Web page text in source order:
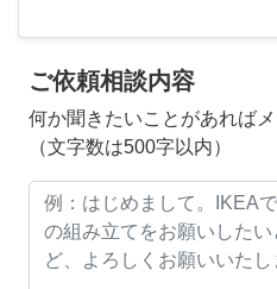
ご依頼相談内容
何か聞きたいことがあれば
（文字数は500字以内）